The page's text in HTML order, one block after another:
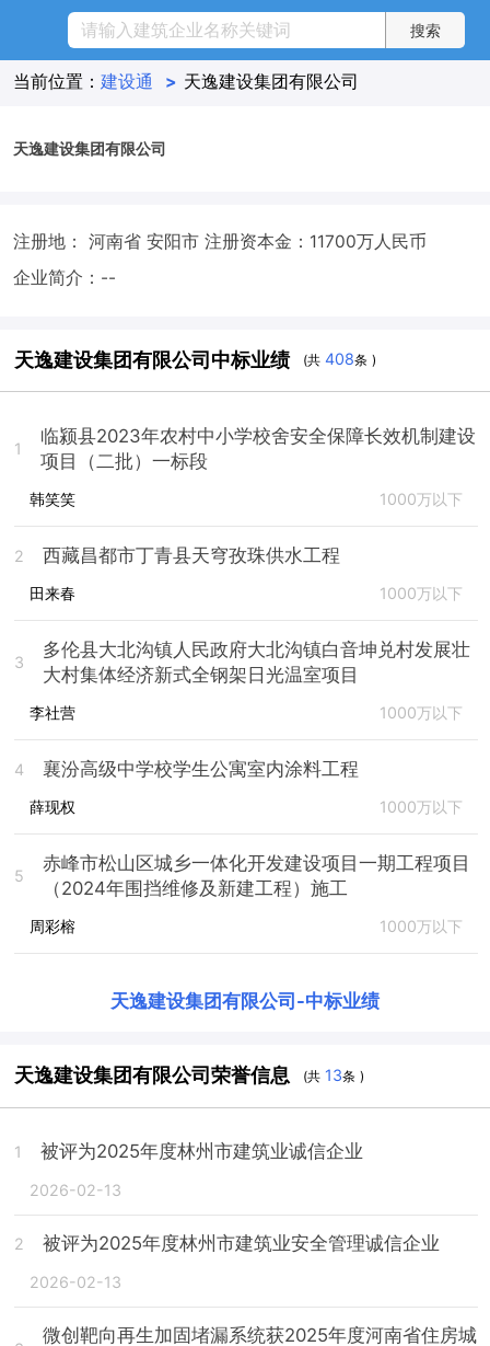
当前位置： 建设通 > 天逸建设集团有限公司
天逸建设集团有限公司
注册地： 河南省 安阳市 注册资本金：11700万人民币
企业简介：--
天逸建设集团有限公司中标业绩 (共408条 )
1
临颍县2023年农村中小学校舍安全保障长效机制建设
项目（二批）一标段
韩笑笑 1000万以下
2 西藏昌都市丁青县天穹孜珠供水工程
田来春 1000万以下
3
多伦县大北沟镇人民政府大北沟镇白音坤兑村发展壮
大村集体经济新式全钢架日光温室项目
李社营 1000万以下
4 襄汾高级中学校学生公寓室内涂料工程
薛现权 1000万以下
5
赤峰市松山区城乡一体化开发建设项目一期工程项目
（2024年围挡维修及新建工程）施工
周彩榕 1000万以下
天逸建设集团有限公司 -中标业绩
天逸建设集团有限公司荣誉信息 (共 13条 )
1 被评为2025年度林州市建筑业诚信企业
2026-02-13
2 被评为2025年度林州市建筑业安全管理诚信企业
2026-02-13
微创靶向再生加固堵漏系统获2025年度河南省住房城